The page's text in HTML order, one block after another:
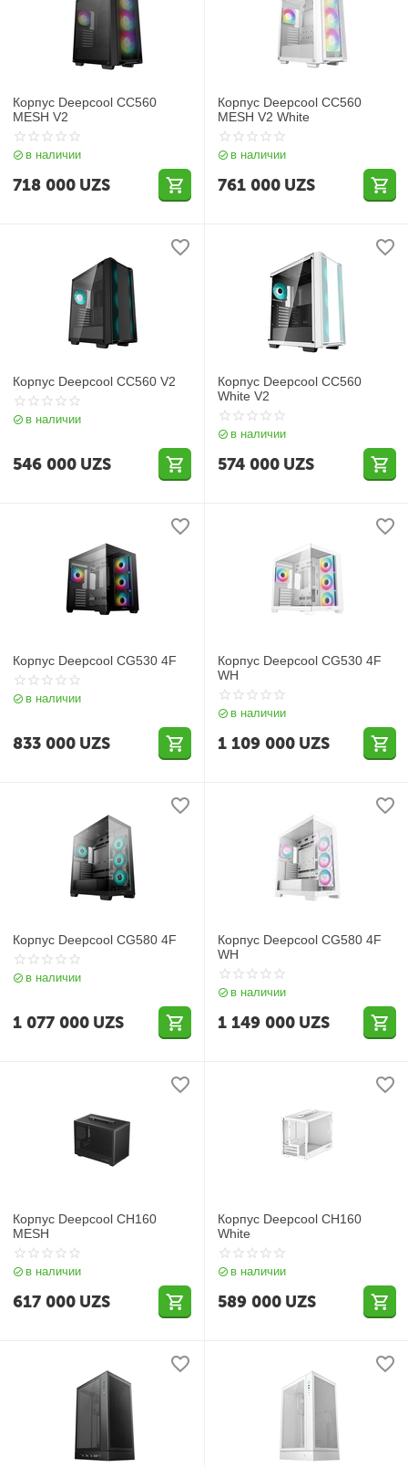
Корпус Deepcool CC560
MESH V2
в наличии
718 000 UZS
Корпус Deepcool CC560
MESH V2 White
в наличии
761 000 UZS
Корпус Deepcool CC560 V2
в наличии
546 000 UZS
Корпус Deepcool CC560
White V2
в наличии
574 000 UZS
Корпус Deepcool CG530 4F
в наличии
833 000 UZS
Корпус Deepcool CG530 4F
WH
в наличии
1 109 000 UZS
Корпус Deepcool CG580 4F
в наличии
1 077 000 UZS
Корпус Deepcool CG580 4F
WH
в наличии
1 149 000 UZS
Корпус Deepcool CH160
MESH
в наличии
617 000 UZS
Корпус Deepcool CH160
White
в наличии
589 000 UZS